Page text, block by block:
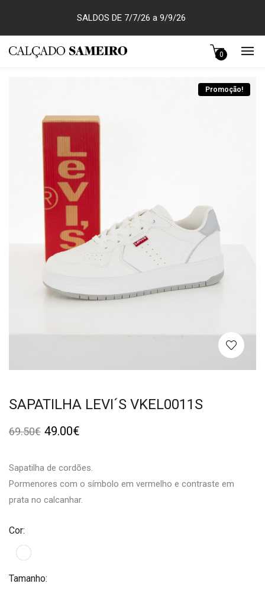
SALDOS DE 7/7/26 a 9/9/26
0
Promoção!
SAPATILHA LEVI´S VKEL0011S
69.50€ 49.00€
Sapatilha de cordões.
Pormenores com o símbolo em vermelho e contraste em
prata no calcanhar.
Cor:
Tamanho: